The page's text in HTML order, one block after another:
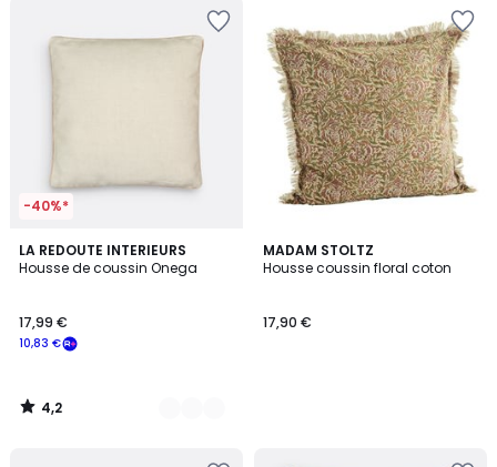
-40%*
LA REDOUTE INTERIEURS
Housse de coussin Onega
10,83 €
17,99 €
4,2
/ 5
9
Couleurs
4,2
/
MADAM STOLTZ
Housse coussin floral coton
17,90 €